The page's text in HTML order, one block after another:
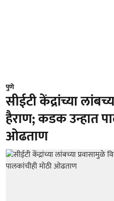
पुणे
सीईटी केंद्रांच्या
हैराण; कडक उन्हात
ओढताण